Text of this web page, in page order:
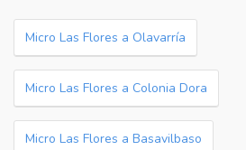
Micro Las Flores a Olavarría
Micro Las Flores a Colonia Dora
Micro Las Flores a Basavilbaso